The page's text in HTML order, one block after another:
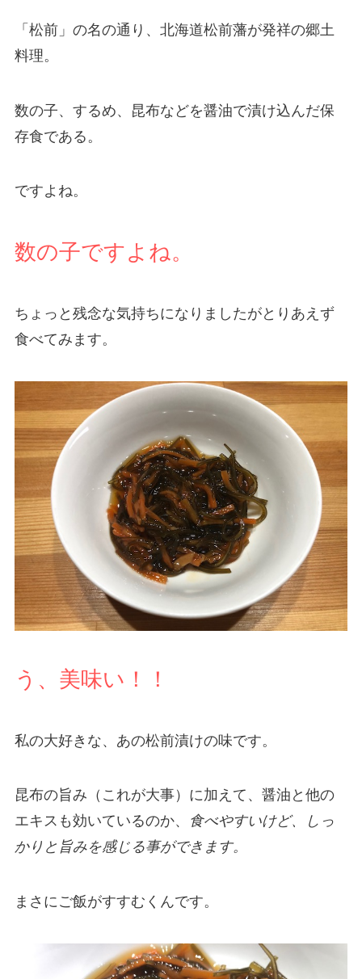
「松前」の名の通り、北海道松前藩が発祥の郷土
料理。
数の子、するめ、昆布などを醤油で漬け込んだ保
存食である。
ですよね。
数の子ですよね。
ちょっと残念な気持ちになりましたがとりあえず
食べてみます。
う、美味い！！
私の大好きな、あの松前漬けの味です。
昆布の旨み（これが大事）に加えて、醤油と他の
エキスも効いているのか、
食べやすいけど、しっ
かりと旨みを感じる事ができます。
まさにご飯がすすむくんです。